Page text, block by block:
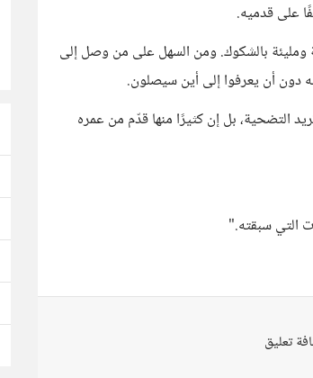
على قدميه.
ومليئة بالشكوك. ومن السهل على من وصل إلى
دون أن يعرفوا إلى أين سيصلون.
التضحية، بل إن كثيرًا منها قدّم من عمره
التي سبقته."
تعليق